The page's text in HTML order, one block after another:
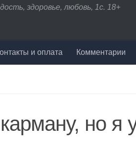
здоровье, любовь, 1с. 18+
и оплата Комментарии
но я